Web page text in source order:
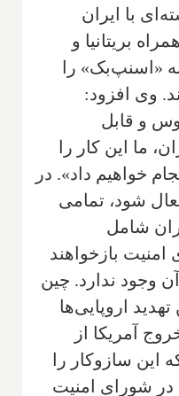
با ایران
بریتانیا و
«اسنپ‌بک» را
وی افزود:
و قابل
ما این کار را
خواهیم داد». در
شود، تمامی
شامل
بازخواهند
وجود ندارد. چین
اروپایی‌ها
آمریکا از
سازوکار را
در شورای امنیت